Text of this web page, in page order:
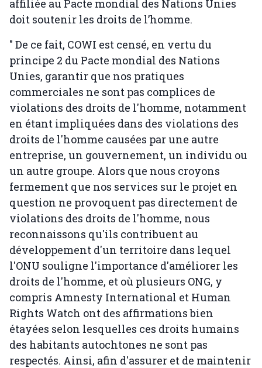
affiliée au Pacte mondial des Nations Unies
doit soutenir les droits de l’homme.
" De ce fait, COWI est censé, en vertu du
principe 2 du Pacte mondial des Nations
Unies, garantir que nos pratiques
commerciales ne sont pas complices de
violations des droits de l'homme, notamment
en étant impliquées dans des violations des
droits de l'homme causées par une autre
entreprise, un gouvernement, un individu ou
un autre groupe. Alors que nous croyons
fermement que nos services sur le projet en
question ne provoquent pas directement de
violations des droits de l'homme, nous
reconnaissons qu'ils contribuent au
développement d'un territoire dans lequel
l'ONU souligne l'importance d'améliorer les
droits de l'homme, et où plusieurs ONG, y
compris Amnesty International et Human
Rights Watch ont des affirmations bien
étayées selon lesquelles ces droits humains
des habitants autochtones ne sont pas
respectés. Ainsi, afin d'assurer et de maintenir